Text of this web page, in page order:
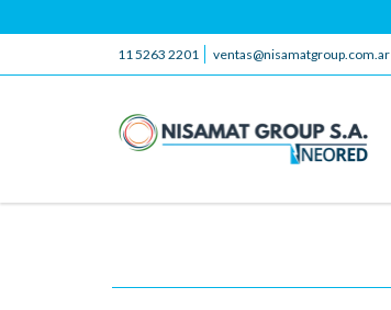
11 5263 2201 ventas@nisamatgroup.com.ar